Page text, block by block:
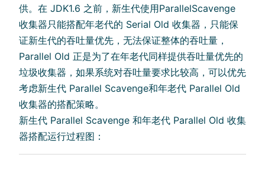
供。在 JDK1.6 之前，新生代使用ParallelScavenge
收集器只能搭配年老代的 Serial Old 收集器，只能保
证新生代的吞吐量优先，无法保证整体的吞吐量，
Parallel Old 正是为了在年老代同样提供吞吐量优先的
垃圾收集器，如果系统对吞吐量要求比较高，可以优先
考虑新生代 Parallel Scavenge和年老代 Parallel Old
收集器的搭配策略。
新生代 Parallel Scavenge 和年老代 Parallel Old 收集
器搭配运行过程图：